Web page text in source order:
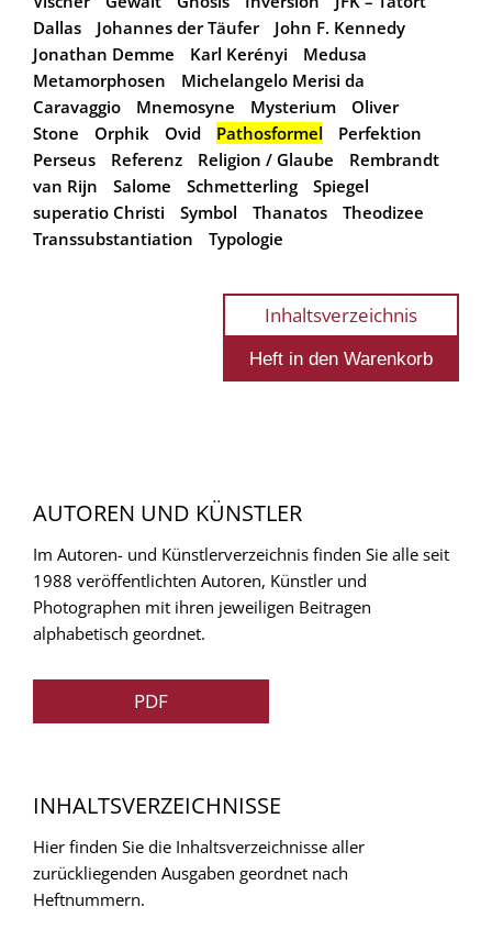
Dallas
Johannes der Täufer
John F. Kennedy
Jonathan Demme
Karl Kerényi
Medusa
Metamorphosen
Michelangelo Merisi da
Caravaggio
Mnemosyne Mysterium
Oliver
Stone
Orphik Ovid Pathosformel
Perfektion
Perseus
Referenz Religion / Glaube
Rembrandt
van Rijn
Salome Schmetterling
Spiegel
superatio Christi
Symbol Thanatos
Theodizee
Transsubstantiation
Typologie
Inhaltsverzeichnis
AUTOREN UND KÜNSTLER
Im Autoren- und Künstlerverzeichnis finden Sie alle seit
1988 veröffentlichten Autoren, Künstler und
Photographen mit ihren jeweiligen Beitragen
alphabetisch geordnet.
PDF
INHALTSVERZEICHNISSE
Hier finden Sie die Inhaltsverzeichnisse aller
zurückliegenden Ausgaben geordnet nach
Heftnummern.